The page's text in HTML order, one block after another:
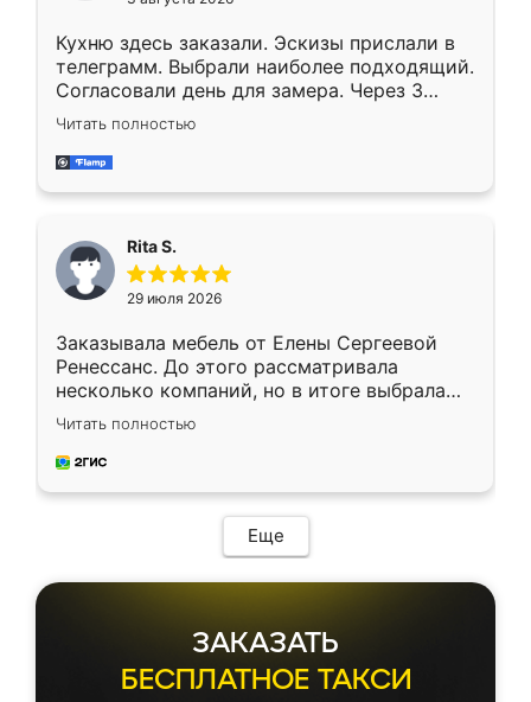
Кухню здесь заказали. Эскизы прислали в
телеграмм. Выбрали наиболее подходящий.
Согласовали день для замера. Через 3
недели кухня была уже готова. Остались
довольны работой. Спасибо Ренессанс
мебель за качественную работу!
Читать полностью
Rita S.
29 июля 2026
Заказывала мебель от Елены Сергеевой
Ренессанс. До этого рассматривала
несколько компаний, но в итоге выбрала
эту. Сначала обговорили условия, потом
приехал замерщик, всё спокойно объяснил
и снял размеры. Изготовили в срок, с
мебель сразу встала на свое место без
каких-либо доработок. Качеством осталась
довольна, все выглядит так, как и ожидала.
Читать полностью
Еще
ЗАКАЗАТЬ
БЕСПЛАТНОЕ ТАКСИ